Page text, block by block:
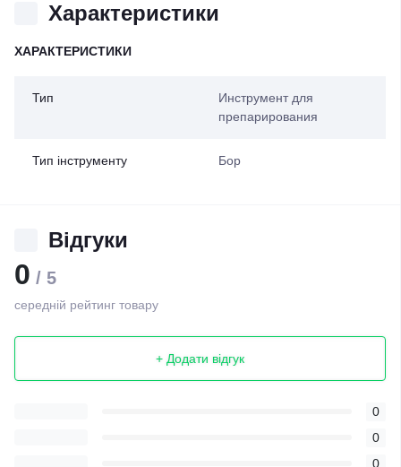
Характеристики
ХАРАКТЕРИСТИКИ
Тип
Инструмент для
препарирования
Тип інструменту Бор
Відгуки
0 / 5
середній рейтинг товару
+ Додати відгук
0
0
0